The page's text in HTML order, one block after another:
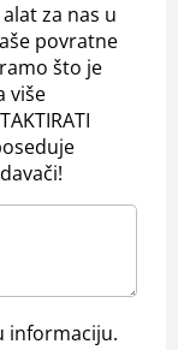
za nas u
povratne
što je
više
informaciju.